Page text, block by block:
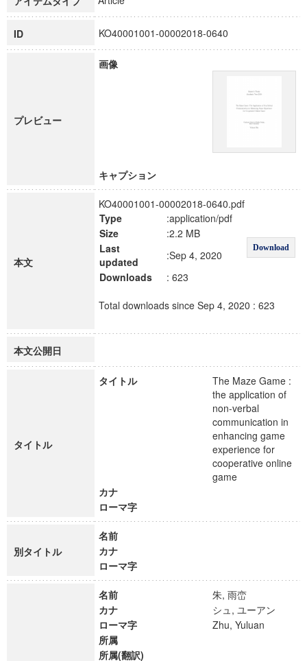
博士課程教育リーディングプログラム「超成熟社会発展のサ
ID KO40001001-00002018-0640
プレビュー
画像
キャプション
本文
KO40001001-00002018-0640.pdf
Type
:application/pdf
Download
Size
:2.2 MB
Last
updated
:Sep 4, 2020
Downloads
: 623
Total downloads since Sep 4, 2020 : 623
本文公開日
タイトル
タイトル
The Maze Game :
the application of
non-verbal
communication in
enhancing game
experience for
cooperative online
game
カナ
ローマ字
別タイトル
名前
カナ
ローマ字
名前
朱, 雨峦
カナ
シュ, ユーアン
ローマ字
Zhu, Yuluan
所属
所属(翻訳)